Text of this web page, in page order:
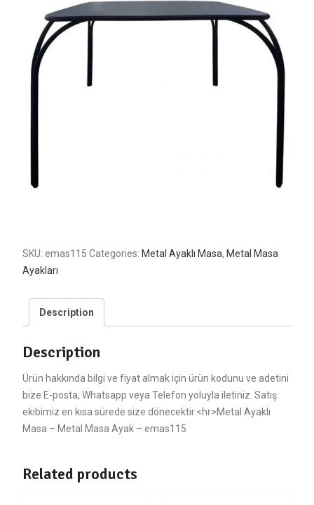
SKU: emas115 Categories: Metal Ayaklı Masa, Metal Masa
Ayakları
Description
Description
Ürün hakkında bilgi ve fiyat almak için ürün kodunu ve adetini
bize E-posta, Whatsapp veya Telefon yoluyla iletiniz. Satış
ekibimiz en kısa sürede size dönecektir.<hr>Metal Ayaklı
Masa – Metal Masa Ayak – emas115
Related products